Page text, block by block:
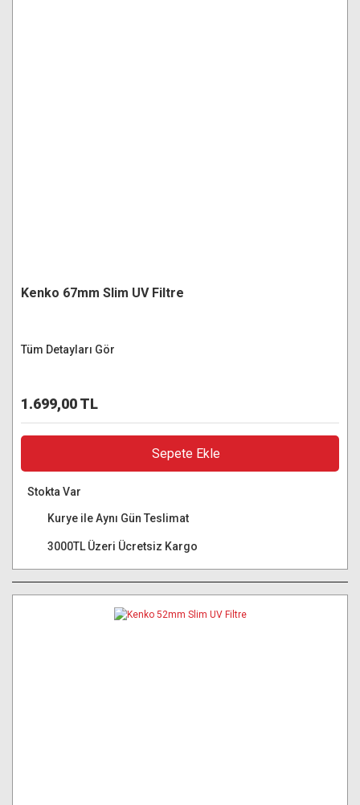
Kenko 67mm Slim UV Filtre
Tüm Detayları Gör
1.699,00 TL
Sepete Ekle
Stokta Var
Kurye ile Aynı Gün Teslimat
3000TL Üzeri Ücretsiz Kargo